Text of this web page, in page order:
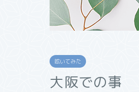
呟いてみた
大阪での事